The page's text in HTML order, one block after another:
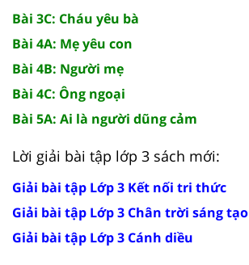
Bài 3C: Cháu yêu bà
Bài 4A: Mẹ yêu con
Bài 4B: Người mẹ
Bài 4C: Ông ngoại
Bài 5A: Ai là người dũng cảm
Lời giải bài tập lớp 3 sách mới:
Giải bài tập Lớp 3 Kết nối tri thức
Giải bài tập Lớp 3 Chân trời sáng tạo
Giải bài tập Lớp 3 Cánh diều